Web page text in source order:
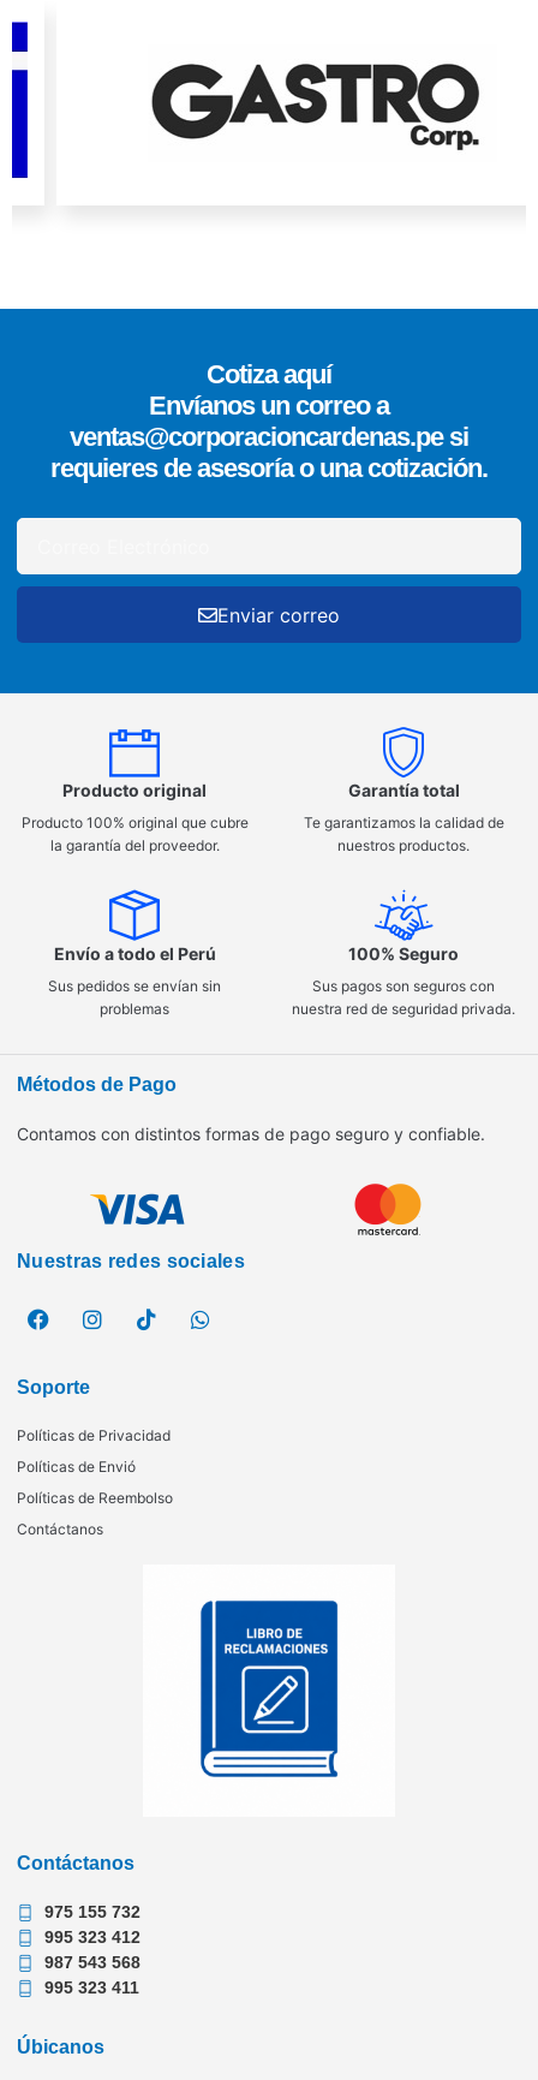
Cotiza aquí
Envíanos un correo a
ventas@corporacioncardenas.pe si
requieres de asesoría o una cotización.
Enviar correo
Producto original
Producto 100% original que cubre
la garantía del proveedor.
Garantía total
Te garantizamos la calidad de
nuestros productos.
Envío a todo el Perú
Sus pedidos se envían sin
problemas
100% Seguro
Sus pagos son seguros con
nuestra red de seguridad privada.
Métodos de Pago
Contamos con distintos formas de pago seguro y confiable.
Nuestras redes sociales
Soporte
Políticas de Privacidad
Políticas de Envió
Políticas de Reembolso
Contáctanos
Contáctanos
975 155 732
995 323 412
987 543 568
995 323 411
Úbicanos